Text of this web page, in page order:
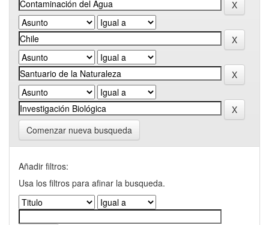
Comenzar nueva busqueda
Añadir filtros:
Usa los filtros para afinar la busqueda.